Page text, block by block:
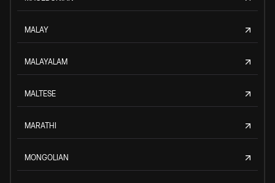
MALAY
MALAYALAM
MALTESE
MARATHI
MONGOLIAN